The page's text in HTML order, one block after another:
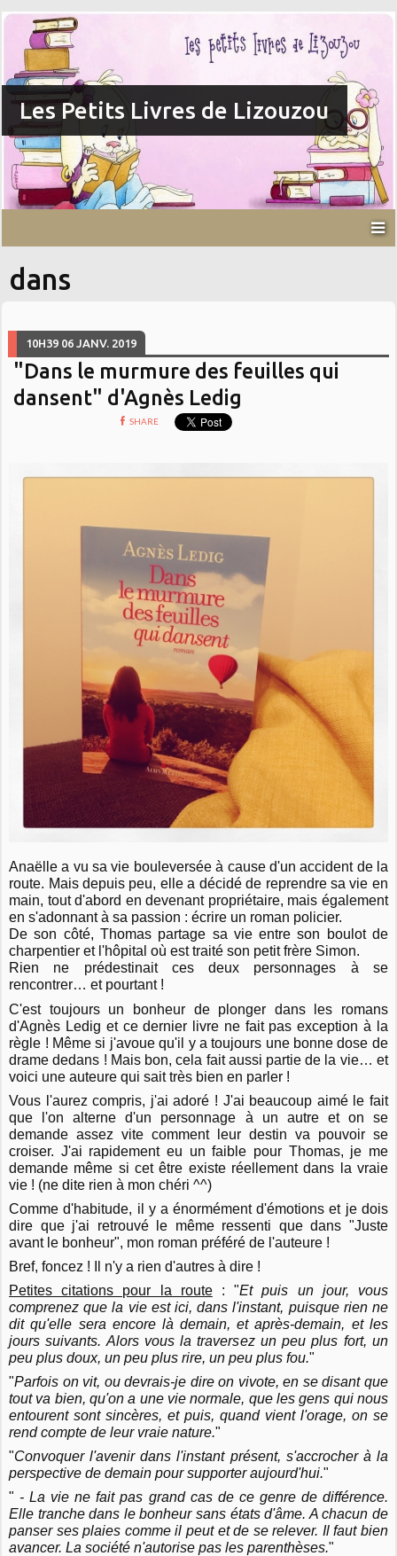
Les Petits Livres de Lizouzou
dans
10H39 06 JANV. 2019
"Dans le murmure des feuilles qui
dansent" d'Agnès Ledig
SHARE
Anaëlle a vu sa vie bouleversée à cause d'un accident de la
route. Mais depuis peu, elle a décidé de reprendre sa vie en
main, tout d'abord en devenant propriétaire, mais également
en s'adonnant à sa passion : écrire un roman policier.
De son côté, Thomas partage sa vie entre son boulot de
charpentier et l'hôpital où est traité son petit frère Simon.
Rien ne prédestinait ces deux personnages à se
rencontrer… et pourtant !
C'est toujours un bonheur de plonger dans les romans
d'Agnès Ledig et ce dernier livre ne fait pas exception à la
règle ! Même si j'avoue qu'il y a toujours une bonne dose de
drame dedans ! Mais bon, cela fait aussi partie de la vie… et
voici une auteure qui sait très bien en parler !
Vous l'aurez compris, j'ai adoré ! J'ai beaucoup aimé le fait
que l'on alterne d'un personnage à un autre et on se
demande assez vite comment leur destin va pouvoir se
croiser. J'ai rapidement eu un faible pour Thomas, je me
demande même si cet être existe réellement dans la vraie
vie ! (ne dite rien à mon chéri ^^)
Comme d'habitude, il y a énormément d'émotions et je dois
dire que j'ai retrouvé le même ressenti que dans "Juste
avant le bonheur", mon roman préféré de l'auteure !
Bref, foncez ! Il n'y a rien d'autres à dire !
Petites citations pour la route: "Et puis un jour, vous
comprenez que la vie est ici, dans l'instant, puisque rien ne
dit qu'elle sera encore là demain, et après-demain, et les
jours suivants. Alors vous la traversez un peu plus fort, un
peu plus doux, un peu plus rire, un peu plus fou."
"Parfois on vit, ou devrais-je dire on vivote, en se disant que
tout va bien, qu'on a une vie normale, que les gens qui nous
entourent sont sincères, et puis, quand vient l'orage, on se
rend compte de leur vraie nature."
"Convoquer l'avenir dans l'instant présent, s'accrocher à la
perspective de demain pour supporter aujourd'hui."
" - La vie ne fait pas grand cas de ce genre de différence.
Elle tranche dans le bonheur sans états d'âme. A chacun de
panser ses plaies comme il peut et de se relever. Il faut bien
avancer. La société n'autorise pas les parenthèses."